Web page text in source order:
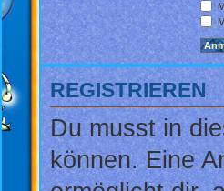
REGISTRIEREN
Du musst in
können. Eine